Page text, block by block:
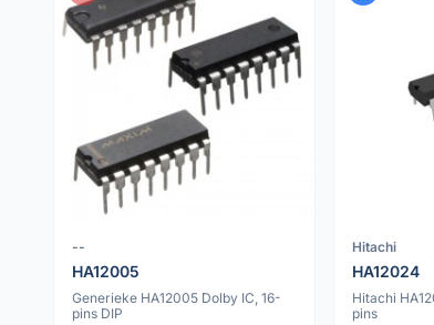
--
HA12005
Generieke HA12005 Dolby IC, 16-
pins DIP
Hitachi
HA12024
Hitachi
pins